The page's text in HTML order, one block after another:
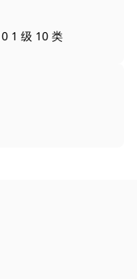
1 级 10 类